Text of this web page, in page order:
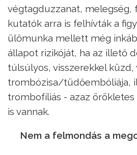
végtagduzzanat, melegség,
kutatók arra is felhívták a
ülőmunka mellett még
állapot rizikóját, ha az illető
túlsúlyos, visszerekkel
trombózisa/tüdőembóliája,
trombofíliás - azaz
is vannak.
Nem a felmondás a